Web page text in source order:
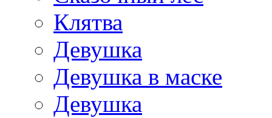
Клятва
Девушка
Девушка в маске
Девушка